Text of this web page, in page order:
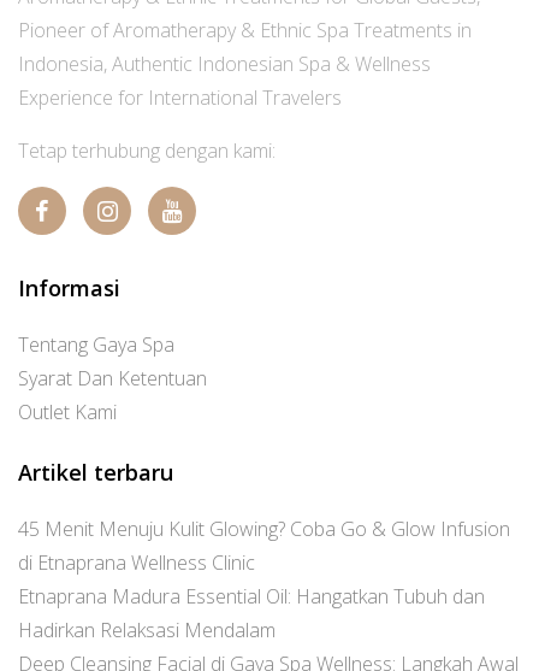
Pioneer of Aromatherapy & Ethnic Spa Treatments in
Indonesia, Authentic Indonesian Spa & Wellness
Experience for International Travelers
Tetap terhubung dengan kami:
Informasi
Tentang Gaya Spa
Syarat Dan Ketentuan
Outlet Kami
Artikel terbaru
45 Menit Menuju Kulit Glowing? Coba Go & Glow Infusion
di Etnaprana Wellness Clinic
Etnaprana Madura Essential Oil: Hangatkan Tubuh dan
Hadirkan Relaksasi Mendalam
Deep Cleansing Facial di Gaya Spa Wellness: Langkah Awal